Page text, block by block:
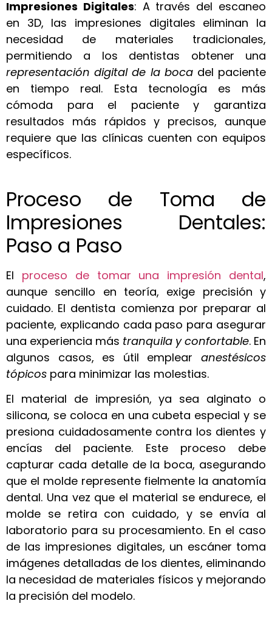
Impresiones Digitales: A través del escaneo
en 3D, las impresiones digitales eliminan la
necesidad de materiales tradicionales,
permitiendo a los dentistas obtener una
representación digital de la bocadel paciente
en tiempo real. Esta tecnología es más
cómoda para el paciente y garantiza
resultados más rápidos y precisos, aunque
requiere que las clínicas cuenten con equipos
específicos.
Proceso de Toma de
Impresiones Dentales:
Paso a Paso
El proceso de tomar una impresión dental,
aunque sencillo en teoría, exige precisión y
cuidado. El dentista comienza por preparar al
paciente, explicando cada paso para asegurar
una experiencia más tranquila y confortable. En
algunos casos, es útil emplear anestésicos
tópicos para minimizar las molestias.
El material de impresión, ya sea alginato o
silicona, se coloca en una cubeta especial y se
presiona cuidadosamente contra los dientes y
encías del paciente. Este proceso debe
capturar cada detalle de la boca, asegurando
que el molde represente fielmente la anatomía
dental. Una vez que el material se endurece, el
molde se retira con cuidado, y se envía al
laboratorio para su procesamiento. En el caso
de las impresiones digitales, un escáner toma
imágenes detalladas de los dientes, eliminando
la necesidad de materiales físicos y mejorando
la precisión del modelo.